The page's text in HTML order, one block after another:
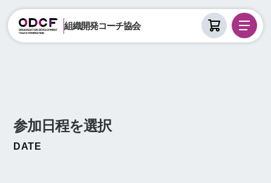
組織開発コーチ協会
参加日程を選択
DATE